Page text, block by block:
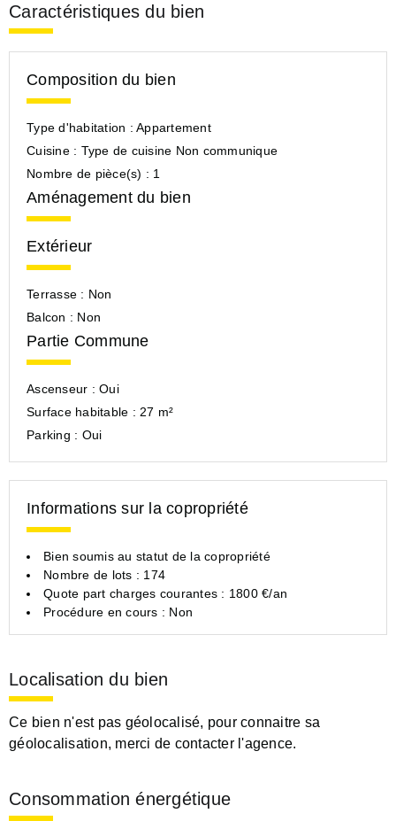
Caractéristiques du bien
Composition du bien
Type d'habitation : Appartement
Cuisine : Type de cuisine Non communique
Nombre de pièce(s) : 1
Aménagement du bien
Extérieur
Terrasse : Non
Balcon : Non
Partie Commune
Ascenseur : Oui
Surface habitable : 27 m²
Parking : Oui
Informations sur la copropriété
Bien soumis au statut de la copropriété
Nombre de lots : 174
Quote part charges courantes : 1800 €/an
Procédure en cours : Non
Localisation du bien
Ce bien n'est pas géolocalisé, pour connaitre sa
géolocalisation, merci de contacter l'agence.
Consommation énergétique